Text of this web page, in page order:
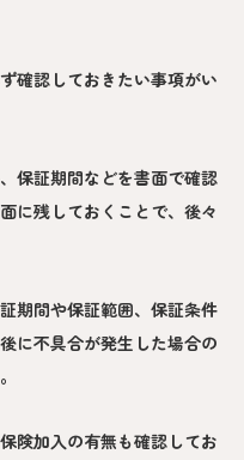
確認しておきたい事項がい
保証期間などを書面で確認
に残しておくことで、後々
期間や保証範囲、保証条件
に不具合が発生した場合の
険加入の有無も確認してお